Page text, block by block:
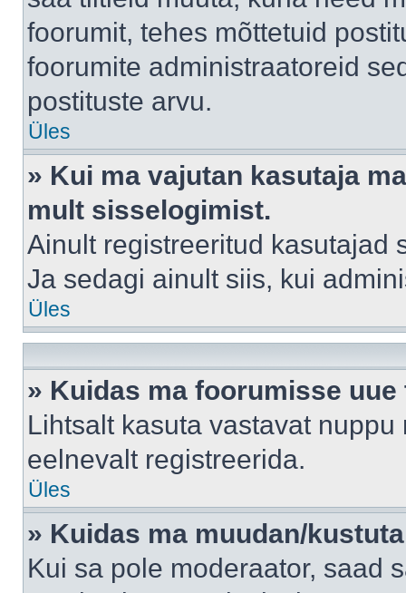
foorumit, tehes mõttetuid
foorumite administraatoreid
postituste arvu.
Üles
» Kui ma vajutan kasutaja
mult sisselogimist.
Ainult registreeritud kasutajad
Ja sedagi ainult siis, kui
Üles
» Kuidas ma foorumisse uue
Lihtsalt kasuta vastavat
eelnevalt registreerida.
Üles
» Kuidas ma muudan/
Kui sa pole moderaator, saad